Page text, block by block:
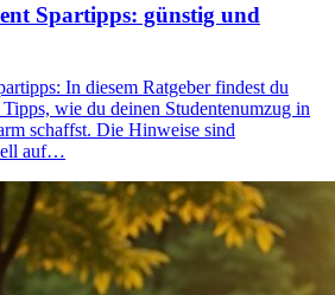
Spartipps: günstig und
In diesem Ratgeber findest du
wie du deinen Studentenumzug in
schaffst. Die Hinweise sind
auf…